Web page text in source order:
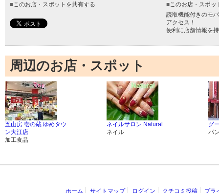
■ このお店・スポットを共有する ■ このお店・スポ
読取機能付きのモ
アクセス！
便利に店舗情報を
周辺のお店・スポット
五山房 壱の蔵 ゆめタウ
ン大江店
加工食品
ネイルサロン Natural
ネイル
グ
パ
ホーム サイトマップ ログイン クチコミ投稿 プラ